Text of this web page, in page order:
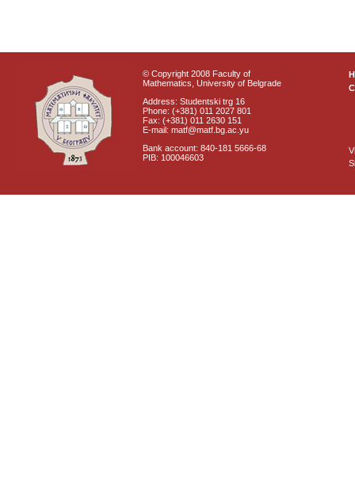
© Copyright 2008 Faculty of
Mathematics, University of Belgrade
Address: Studentski trg 16
Phone: (+381) 011 2027 801
Fax: (+381) 011 2630 151
E-mail: matf@matf.bg.ac.yu
Bank account: 840-181 5666-68
PIB: 100046603